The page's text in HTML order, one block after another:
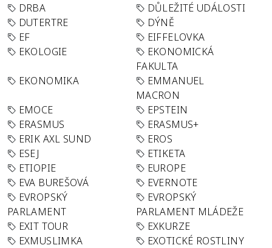
DRBA
DŮLEŽITÉ UDÁLOSTI
DUTERTRE
DÝNĚ
EF
EIFFELOVKA
EKOLOGIE
EKONOMICKÁ
FAKULTA
EKONOMIKA
EMMANUEL
MACRON
EMOCE
EPSTEIN
ERASMUS
ERASMUS+
ERIK AXL SUND
EROS
ESEJ
ETIKETA
ETIOPIE
EUROPE
EVA BUREŠOVÁ
EVERNOTE
EVROPSKÝ
PARLAMENT
EVROPSKÝ
PARLAMENT MLÁDEŽE
EXIT TOUR
EXKURZE
EXMUSLIMKA
EXOTICKÉ ROSTLINY